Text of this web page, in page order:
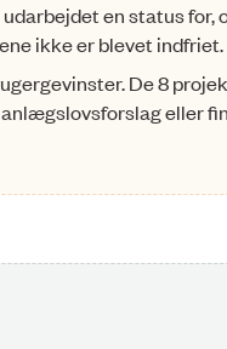
en status for,
ikke er blevet indfriet.
De 8
eller